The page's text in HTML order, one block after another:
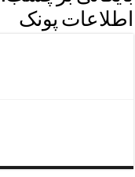
اطلاعات پونک